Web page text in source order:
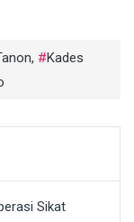
,
Kades